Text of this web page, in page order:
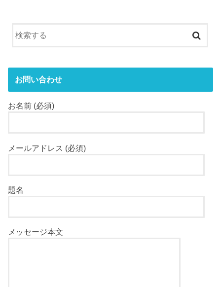
お問い合わせ
お名前 (必須)
メールアドレス (必須)
題名
メッセージ本文